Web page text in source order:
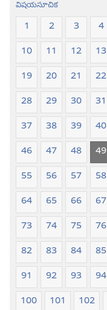
విషయసూచిక
1 2 3 4
10
11 12 13
19
20 21 22
28
29 30 31
37
38 39 40
46
47 48 49
55
56 57 58
64
65 66 67
73
74 75 76
82
83 84 85
91
92 93 94
100
101 102